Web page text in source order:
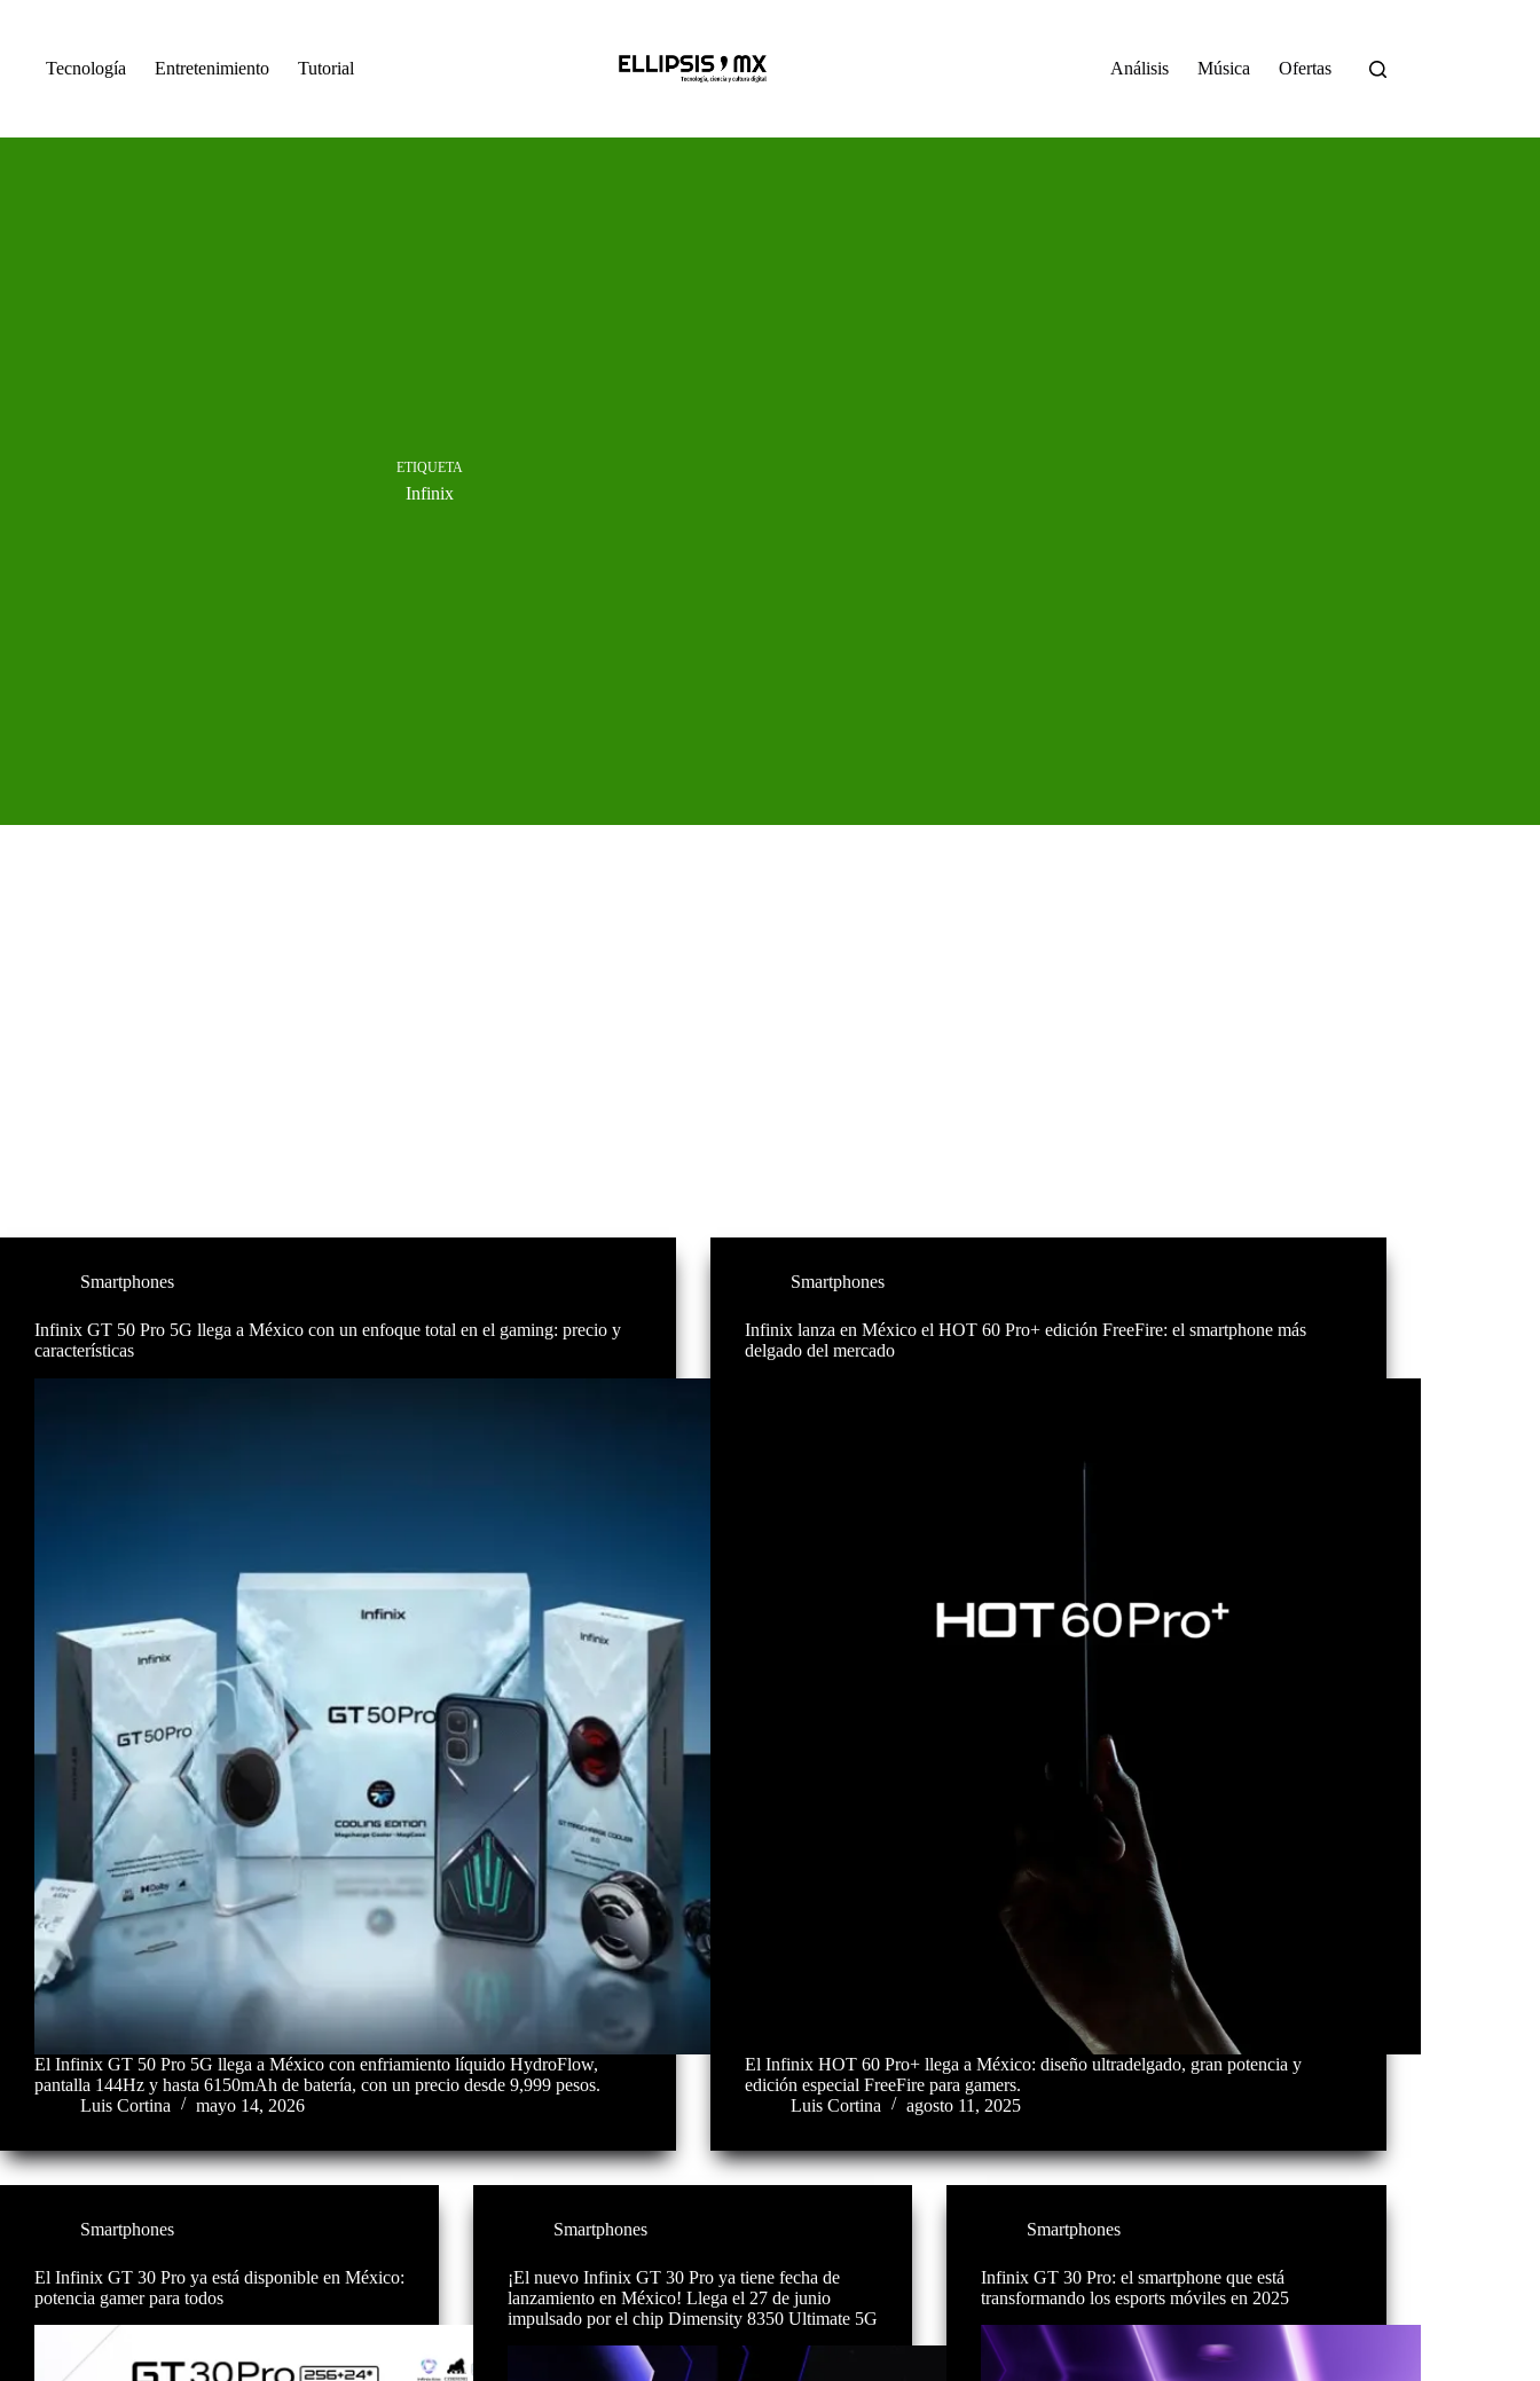
Tecnología
Entretenimiento Tutorial Análisis Música Ofertas
ETIQUETA
Infinix
Smartphones
Infinix GT 50 Pro 5G llega a México con un enfoque total en el gaming: precio y
características
El Infinix GT 50 Pro 5G llega a México con enfriamiento líquido HydroFlow,
pantalla 144Hz y hasta 6150mAh de batería, con un precio desde 9,999 pesos.
Luis Cortina
mayo 14, 2026
Smartphones
Infinix lanza en México el HOT 60 Pro+ edición FreeFire: el smartphone más
delgado del mercado
El Infinix HOT 60 Pro+ llega a México: diseño ultradelgado, gran potencia y
edición especial FreeFire para gamers.
Luis Cortina
agosto 11, 2025
Smartphones
El Infinix GT 30 Pro ya está disponible en México:
potencia gamer para todos
Smartphones
¡El nuevo Infinix GT 30 Pro ya tiene fecha de
lanzamiento en México! Llega el 27 de junio
impulsado por el chip Dimensity 8350 Ultimate 5G
Smartphones
Infinix GT 30 Pro: el smartphone que está
transformando los esports móviles en 2025